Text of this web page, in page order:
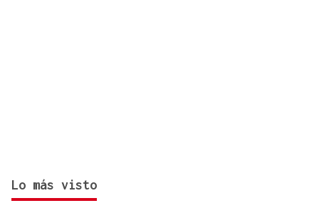
Lo más visto